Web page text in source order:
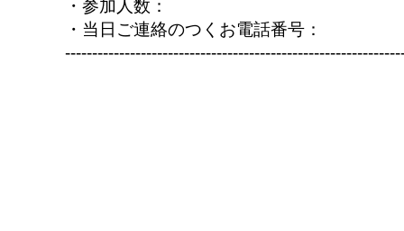
・参加人数：
・当日ご連絡のつくお電話番号：